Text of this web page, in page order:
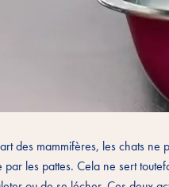
des mammifères, les chats
les pattes. Cela ne sert